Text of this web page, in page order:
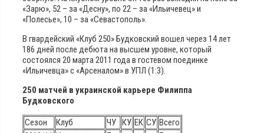
«Зарю», 52 – за «Десну», по 22 – за «Ильичевец» и
«Полесье», 10 – за «Севастополь».
В гвардейский «Клуб 250» Будковский вошел через 14 лет
186 дней после дебюта на высшем уровне, который
состоялся 20 марта 2011 года в гостевом поединке
«Ильичевца» с «Арсеналом» в УПЛ (1:3).
250 матчей в украинской карьере Филиппа
Будковского
Сезон Клуб ЧУ КУ ЕК СУ Всего